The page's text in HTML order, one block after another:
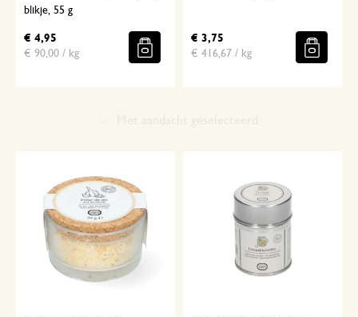
blikje, 55 g
€ 4,95
€ 90,00 / kg
€ 3,75
€ 416,67 / kg